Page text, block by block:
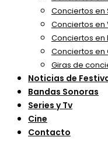
Conciertos en
Conciertos en
Conciertos en
Conciertos en
Giras de
Noticias de
Bandas Sonoras
Series y Tv
Cine
Contacto